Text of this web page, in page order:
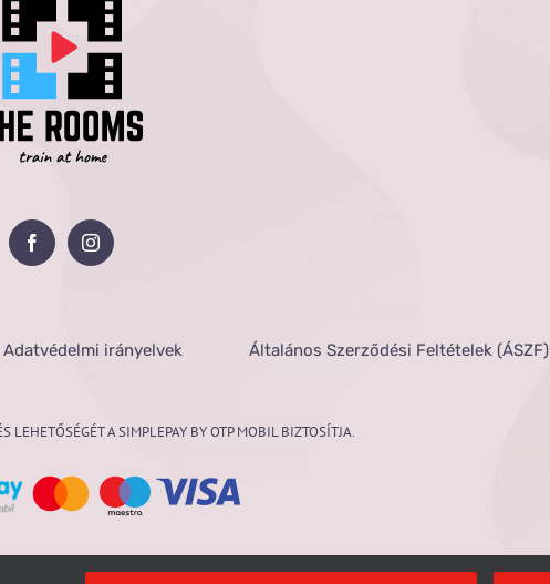
Adatvédelmi irányelvek Általános Szerződési Feltételek (ÁSZF)
LEHETŐSÉGÉT A SIMPLEPAY BY OTP MOBIL BIZTOSÍTJA.